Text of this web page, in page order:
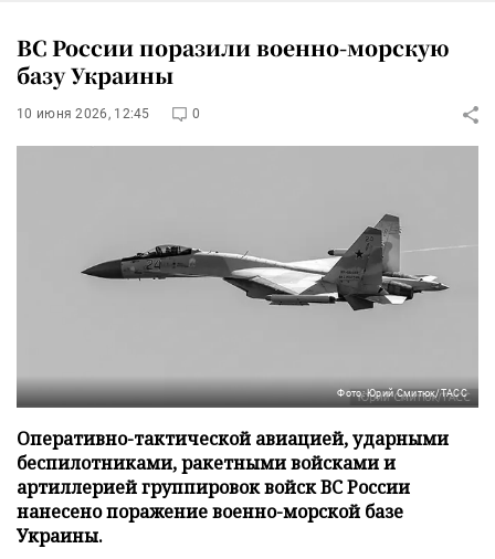
ВС России поразили военно-морскую
базу Украины
10 июня 2026, 12:45 0
Фото: Юрий Смитюк/ТАСС
Оперативно-тактической авиацией, ударными
беспилотниками, ракетными войсками и
артиллерией группировок войск ВС России
нанесено поражение военно-морской базе
Украины.